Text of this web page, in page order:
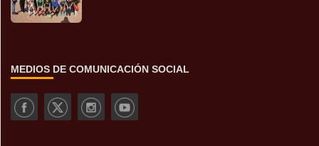
MEDIOS DE COMUNICACIÓN SOCIAL